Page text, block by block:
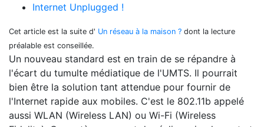
Internet Unplugged !
Cet article est la suite d' Un réseau à la maison ? dont la lecture
préalable est conseillée.
Un nouveau standard est en train de se répandre à
l'écart du tumulte médiatique de l'UMTS. Il pourrait
bien être la solution tant attendue pour fournir de
l'Internet rapide aux mobiles. C'est le 802.11b appelé
aussi WLAN (Wireless LAN) ou Wi-Fi (Wireless